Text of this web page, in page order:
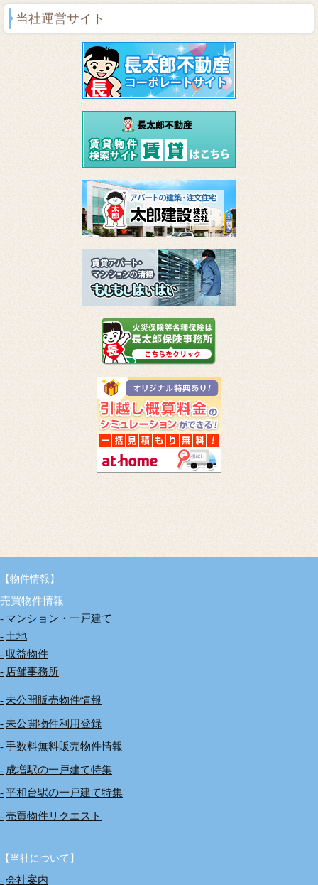
当社運営サイト
【物件情報】
売買物件情報
マンション・一戸建て
土地
収益物件
店舗事務所
未公開販売物件情報
未公開物件利用登録
手数料無料販売物件情報
成増駅の一戸建て特集
平和台駅の一戸建て特集
売買物件リクエスト
【当社について】
会社案内